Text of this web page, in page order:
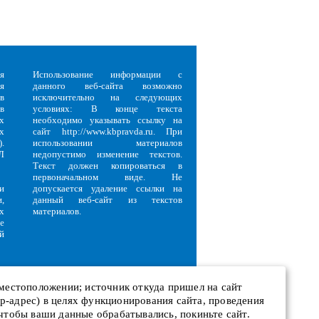
Использование информации с
данного веб-сайта возможно
исключительно на следующих
условиях: В конце текста
необходимо указывать ссылку на
сайт http://www.kbpravda.ru. При
использовании материалов
недопустимо изменение текстов.
Текст должен копироваться в
первоначальном виде. Не
допускается удаление ссылки на
данный веб-сайт из текстов
материалов.
источник откуда пришел на сайт
адрес) в целях функционирования сайта, проведения
ваши данные обрабатывались, покиньте сайт.